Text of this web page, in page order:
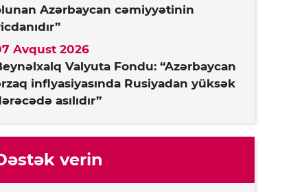
Azərbaycan cəmiyyətinin
Valyuta Fondu: “Azərbaycan
inflyasiyasında Rusiyadan yüksək
asılıdır”
Avqust 2026
verin